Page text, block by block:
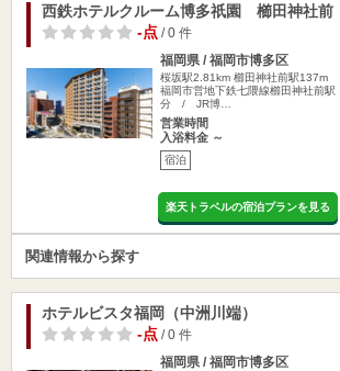
西鉄ホテルクルーム博多祇園 櫛田神社前
-点/ 0 件
福岡県 / 福岡市博多区
桜坂駅2.81km 櫛田神社前駅137m
福岡市営地下鉄七隈線櫛田神社前駅
分 / JR博…
営業時間
入浴料金 ～
宿泊
楽天トラベルの宿泊プランを見る
関連情報から探す
ホテルビスタ福岡（中洲川端）
-点/ 0 件
福岡県 / 福岡市博多区